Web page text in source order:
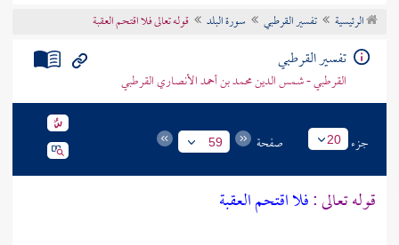
تراجم الأعلام
الرئيسية تفسير القرطبي سورة البلد قوله تعالى فلا اقتحم العقبة
تفسير القرطبي
القرطبي - شمس الدين محمد بن أحمد الأنصاري القرطبي
جزء 20 صفحة 59
قوله تعالى :فلا اقتحم العقبة